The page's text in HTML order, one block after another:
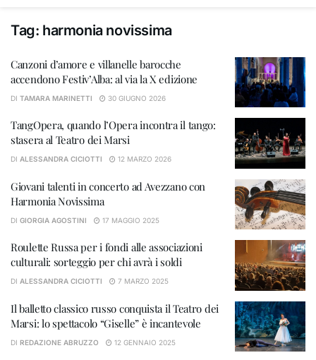
Tag: harmonia novissima
Canzoni d’amore e villanelle barocche
accendono Festiv’Alba: al via la X edizione
DI TAMARA MARINETTI 30 GIUGNO 2026
TangOpera, quando l’Opera incontra il tango:
stasera al Teatro dei Marsi
DI ALESSANDRA CICIOTTI 12 MARZO 2026
Giovani talenti in concerto ad Avezzano con
Harmonia Novissima
DI GIORGIA AGOSTINI 17 MAGGIO 2025
Roulette Russa per i fondi alle associazioni
culturali: sorteggio per chi avrà i soldi
DI ALESSANDRA CICIOTTI 7 MARZO 2025
Il balletto classico russo conquista il Teatro dei
Marsi: lo spettacolo “Giselle” è incantevole
DI REDAZIONE ABRUZZO 12 GENNAIO 2025